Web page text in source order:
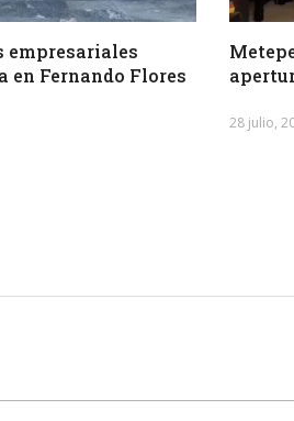
empresariales
en Fernando Flores
28 julio,